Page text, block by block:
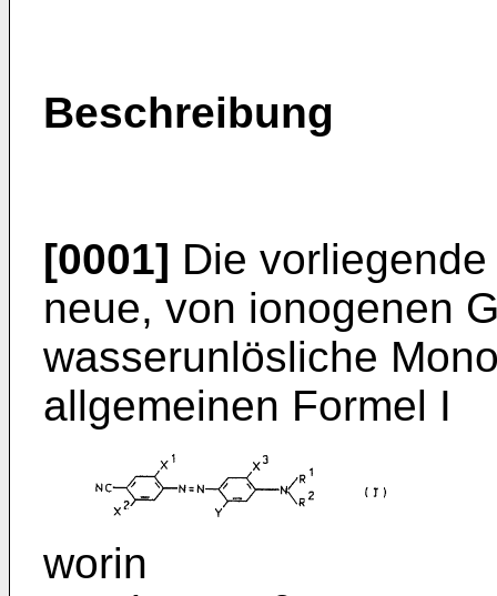
Beschreibung
[0001] Die
neue, von ionogenen
wasserunlösliche
allgemeinen Formel I
worin